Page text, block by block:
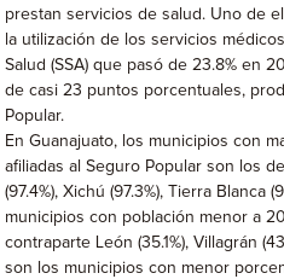
prestan servicios de salud. Uno de
la utilización de los servicios
Salud (SSA) que pasó de 23.8% en
de casi 23 puntos porcentuales,
Popular.
En Guanajuato, los municipios con
afiliadas al Seguro Popular son los
(97.4%), Xichú (97.3%), Tierra Blanca
municipios con población menor a
contraparte León (35.1%), Villagrán
son los municipios con menor